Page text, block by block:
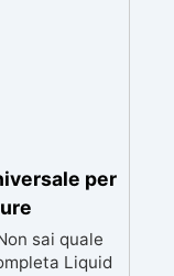
per
sai quale
Liquid